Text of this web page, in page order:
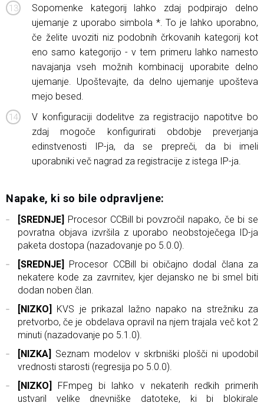
Sopomenke kategorij lahko zdaj podpirajo delno
ujemanje z uporabo simbola *. To je lahko uporabno,
če želite uvoziti niz podobnih črkovanih kategorij kot
eno samo kategorijo - v tem primeru lahko namesto
navajanja vseh možnih kombinacij uporabite delno
ujemanje. Upoštevajte, da delno ujemanje upošteva
mejo besed.
V konfiguraciji dodelitve za registracijo napotitve bo
zdaj mogoče konfigurirati obdobje preverjanja
edinstvenosti IP-ja, da se prepreči, da bi imeli
uporabniki več nagrad za registracije z istega IP-ja.
Napake, ki so bile odpravljene:
[SREDNJE] Procesor CCBill bi povzročil napako, če bi se
povratna objava izvršila z uporabo neobstoječega ID-ja
paketa dostopa (nazadovanje po 5.0.0).
[SREDNJE]
Procesor CCBill bi običajno dodal člana za
nekatere kode za zavrnitev, kjer dejansko ne bi smel biti
dodan noben član.
[NIZKO]
KVS je prikazal lažno napako na strežniku za
pretvorbo, če je obdelava opravil na njem trajala več kot 2
minuti (nazadovanje po 5.1.0).
[NIZKA] Seznam modelov v skrbniški plošči ni upodobil
vrednosti starosti (regresija po 5.0.0).
[NIZKO]
FFmpeg bi lahko v nekaterih redkih primerih
ustvaril velike dnevniške datoteke, ki bi blokirale